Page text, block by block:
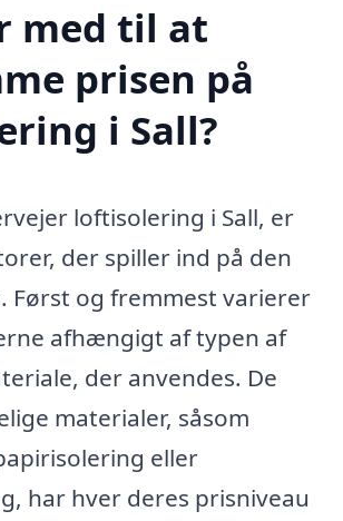
med til at
prisen på
i Sall?
loftisolering i Sall, er
der spiller ind på den
Først og fremmest varierer
afhængigt af typen af
der anvendes. De
materialer, såsom
eller
har hver deres prisniveau